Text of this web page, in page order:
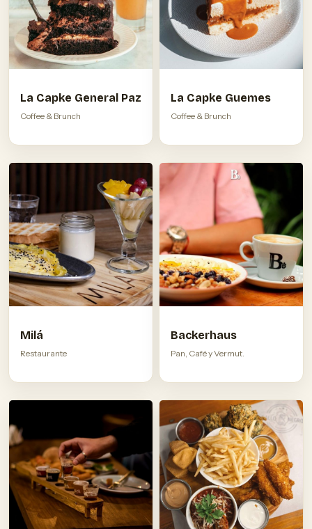
La Capke General Paz
Coffee & Brunch
La Capke Guemes
Coffee & Brunch
Milá
Restaurante
Backerhaus
Pan, Café y Vermut.